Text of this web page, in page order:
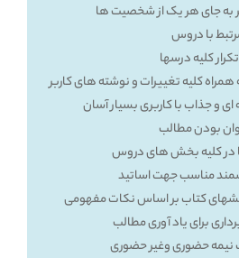
به جای هر یک از شخصیت ها
کلیه درسها
کلیه تغییرات و نوشته های کاربر
و جذاب با کاربری بسیار آسان
بودن مطالب
در کلیه بخش های دروس
مناسب جهت اساتید
کتاب بر اساس نکات مفهومی
برای یاد آوری مطالب
نیمه حضوری وغیر حضوری